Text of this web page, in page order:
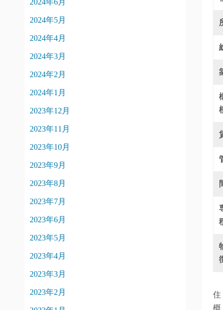
2024年6月
2024年5月
2024年4月
2024年3月
2024年2月
2024年1月
2023年12月
2023年11月
2023年10月
2023年9月
2023年8月
2023年7月
2023年6月
2023年5月
2023年4月
2023年3月
2023年2月